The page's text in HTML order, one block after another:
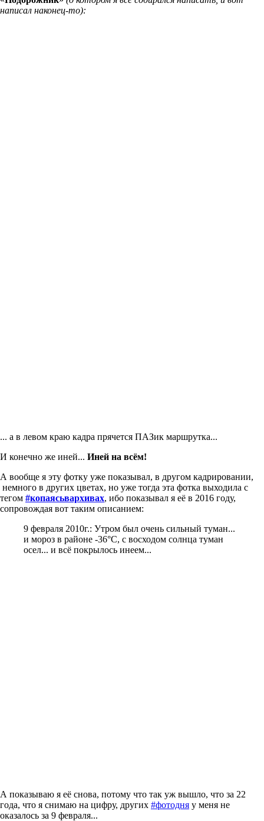
написал наконец-то):
... а в левом краю кадра прячется ПАЗик маршрутка...
И конечно же иней... Иней на всём!
А вообще я эту фотку уже показывал, в другом кадрировании,
немного в других цветах, но уже тогда эта фотка выходила с
тегом #копаясьвархивах, ибо показывал я её в 2016 году,
сопровождая вот таким описанием:
9 февраля 2010г.: Утром был очень сильный туман...
и мороз в районе -36°С, с восходом солнца туман
осел... и всё покрылось инеем...
А показываю я её снова, потому что так уж вышло, что за 22
года, что я снимаю на цифру, других #фотодня у меня не
оказалось за 9 февраля...